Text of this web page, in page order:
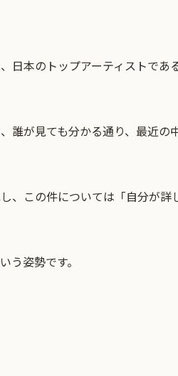
日本のトップアーティストであ
誰が見ても分かる通り、最近
、この件については「自分が詳
う姿勢です。